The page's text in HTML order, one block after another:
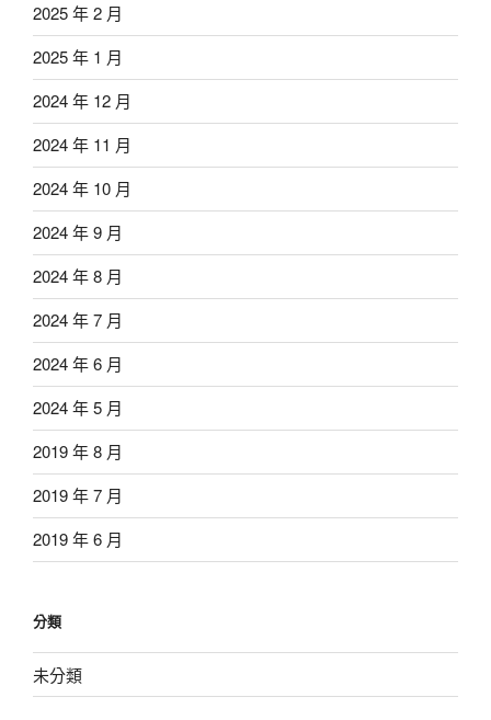
2025 年 2 月
2025 年 1 月
2024 年 12 月
2024 年 11 月
2024 年 10 月
2024 年 9 月
2024 年 8 月
2024 年 7 月
2024 年 6 月
2024 年 5 月
2019 年 8 月
2019 年 7 月
2019 年 6 月
分類
未分類